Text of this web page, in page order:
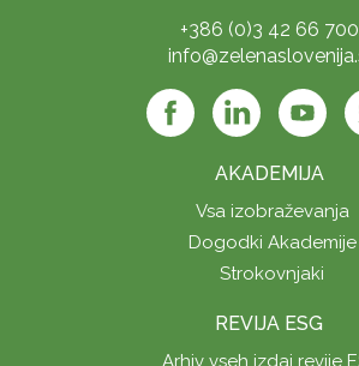
+386 (0)3 42 66 700
AKADEMIJA
Vsa izobraževanja
Dogodki Akademije
Strokovnjaki
REVIJA ESG
Arhiv vseh izdaj revije